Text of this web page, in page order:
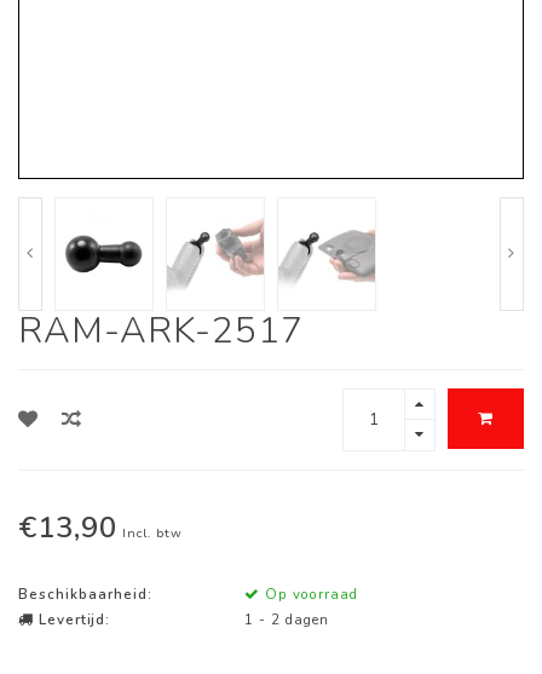
RAM-ARK-2517
€13,90 Incl. btw
Beschikbaarheid:
Op voorraad
Levertijd:
1 - 2 dagen